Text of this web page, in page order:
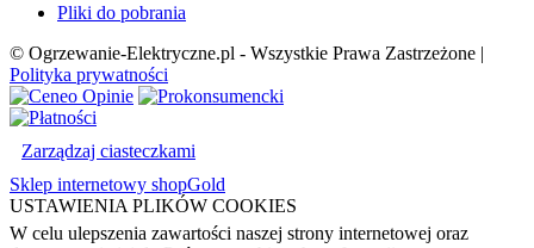
Pliki do pobrania
© Ogrzewanie-Elektryczne.pl - Wszystkie Prawa Zastrzeżone |
Polityka prywatności
Zarządzaj ciasteczkami
Sklep internetowy shopGold
USTAWIENIA PLIKÓW COOKIES
W celu ulepszenia zawartości naszej strony internetowej oraz